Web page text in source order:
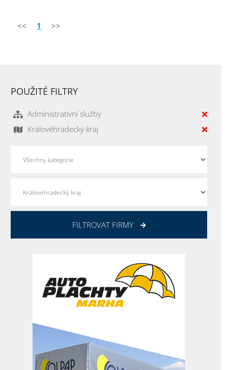
<< 1 >>
POUŽITÉ FILTRY
Administrativní služby
Královéhradecký kraj
FILTROVAT FIRMY